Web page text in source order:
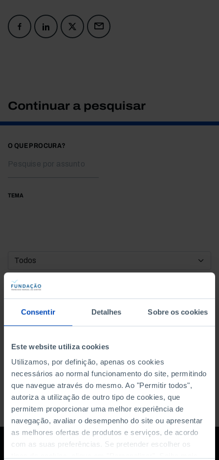
Consentir Detalhes Sobre os cookies
Este website utiliza cookies
Utilizamos, por definição, apenas os cookies
necessários ao normal funcionamento do site, permitindo
que navegue através do mesmo. Ao "Permitir todos",
autoriza a utilização de outro tipo de cookies, que
permitem proporcionar uma melhor experiência de
navegação, avaliar o desempenho do site ou apresentar
as melhores ofertas de produtos e serviços, de acordo
com as suas preferências. Se pretender escolher os
Continuar a pesquisar
O QUE PROCURA?
TEMA
DATA DE INÍCIO
DATA DE FIM